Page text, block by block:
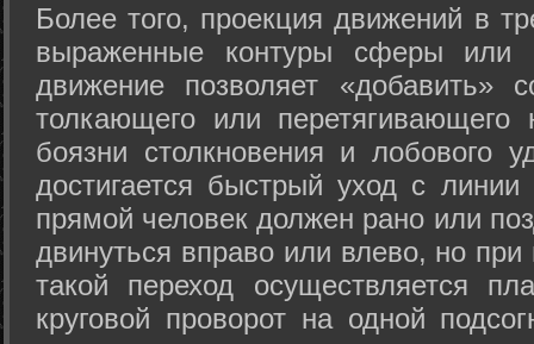
Более того, проекция движений в
выраженные контуры сферы или
движение позволяет «добавить»
толкающего или перетягивающего
боязни столкновения и лобового
достигается быстрый уход с
прямой человек должен рано или
двинуться вправо или влево, но
такой переход осуществляется
круговой проворот на одной